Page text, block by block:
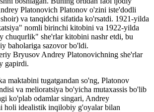
Platonovich Platonov o'zini iste'dodli
va tanqidchi sifatida ko'rsatdi. 1921-yilda
nomli birinchi kitobini va 1922-yilda
chuqurlik" she'rlar kitobini nashr etdi, bu
baholariga sazovor bo'ldi.
Bryusov Andrey Platonovichning she'rlar
gapirdi.
maktabini tugatgandan so'ng, Platonov
va melioratsiya bo'yicha mutaxassis bo'lib
ko'plab odamlar singari, Andrey
holi idealistik inqilobiy g'oyalar bilan